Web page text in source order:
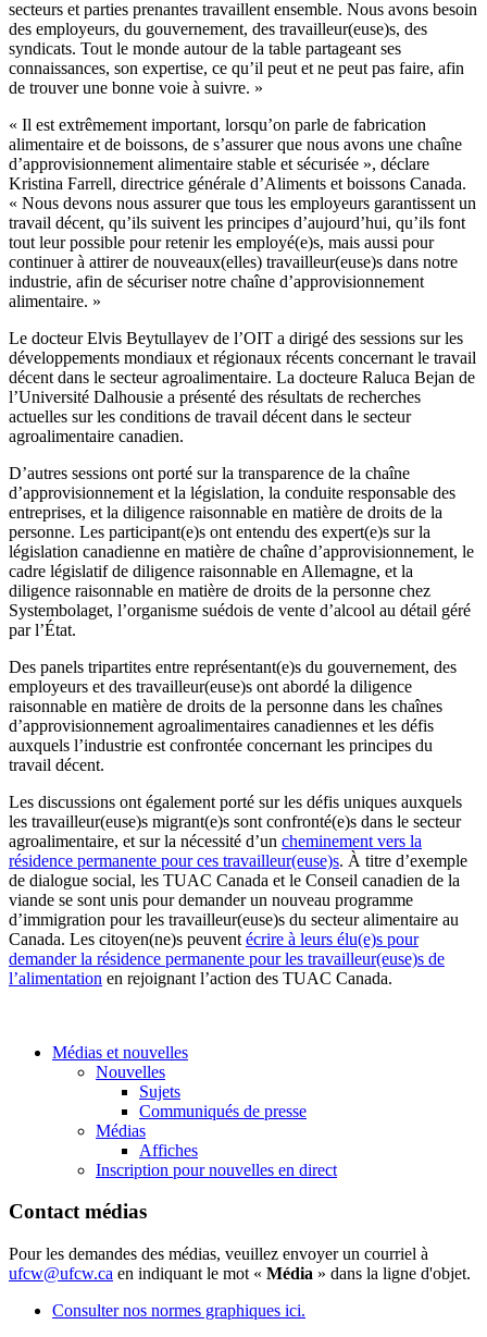
secteurs et parties prenantes travaillent ensemble. Nous avons besoin
des employeurs, du gouvernement, des travailleur(euse)s, des
syndicats. Tout le monde autour de la table partageant ses
connaissances, son expertise, ce qu’il peut et ne peut pas faire, afin
de trouver une bonne voie à suivre. »
« Il est extrêmement important, lorsqu’on parle de fabrication
alimentaire et de boissons, de s’assurer que nous avons une chaîne
d’approvisionnement alimentaire stable et sécurisée », déclare
Kristina Farrell, directrice générale d’Aliments et boissons Canada.
« Nous devons nous assurer que tous les employeurs garantissent un
travail décent, qu’ils suivent les principes d’aujourd’hui, qu’ils font
tout leur possible pour retenir les employé(e)s, mais aussi pour
continuer à attirer de nouveaux(elles) travailleur(euse)s dans notre
industrie, afin de sécuriser notre chaîne d’approvisionnement
alimentaire. »
Le docteur Elvis Beytullayev de l’OIT a dirigé des sessions sur les
développements mondiaux et régionaux récents concernant le travail
décent dans le secteur agroalimentaire. La docteure Raluca Bejan de
l’Université Dalhousie a présenté des résultats de recherches
actuelles sur les conditions de travail décent dans le secteur
agroalimentaire canadien.
D’autres sessions ont porté sur la transparence de la chaîne
d’approvisionnement et la législation, la conduite responsable des
entreprises, et la diligence raisonnable en matière de droits de la
personne. Les participant(e)s ont entendu des expert(e)s sur la
législation canadienne en matière de chaîne d’approvisionnement, le
cadre législatif de diligence raisonnable en Allemagne, et la
diligence raisonnable en matière de droits de la personne chez
Systembolaget, l’organisme suédois de vente d’alcool au détail géré
par l’État.
Des panels tripartites entre représentant(e)s du gouvernement, des
employeurs et des travailleur(euse)s ont abordé la diligence
raisonnable en matière de droits de la personne dans les chaînes
d’approvisionnement agroalimentaires canadiennes et les défis
auxquels l’industrie est confrontée concernant les principes du
travail décent.
Les discussions ont également porté sur les défis uniques auxquels
les travailleur(euse)s migrant(e)s sont confronté(e)s dans le secteur
agroalimentaire, et sur la nécessité d’un cheminement vers la
résidence permanente pour ces travailleur(euse)s. À titre d’exemple
de dialogue social, les TUAC Canada et le Conseil canadien de la
viande se sont unis pour demander un nouveau programme
d’immigration pour les travailleur(euse)s du secteur alimentaire au
Canada. Les citoyen(ne)s peuvent écrire à leurs élu(e)s pour
demander la résidence permanente pour les travailleur(euse)s de
l’alimentation en rejoignant l’action des TUAC Canada.
Médias et nouvelles
Nouvelles
Sujets
Communiqués de presse
Médias
Affiches
Inscription pour nouvelles en direct
Contact médias
Pour les demandes des médias, veuillez envoyer un courriel à
ufcw@ufcw.ca en indiquant le mot « Média » dans la ligne d'objet.
Consulter nos normes graphiques ici.